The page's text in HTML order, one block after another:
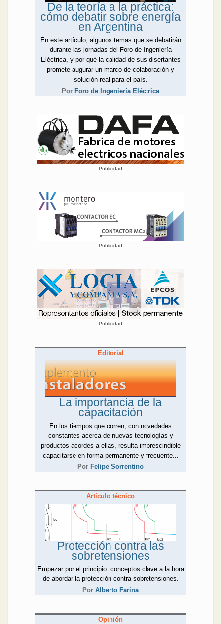
De la teoría a la práctica:
cómo debatir sobre energía
en Argentina
En este artículo, algunos temas que se debatirán
durante las jornadas del Foro de Ingeniería
Eléctrica, y por qué la calidad de sus disertantes
promete augurar un marco de colaboración y
solución real para el país.
Por Foro de Ingeniería Eléctrica
Publicidad
Publicidad
Publicidad
Editorial
La importancia de la
capacitación
En los tiempos que corren, con novedades
constantes acerca de nuevas tecnologías y
productos acordes a ellas, resulta imprescindible
capacitarse en forma permanente y frecuente...
Por Felipe Sorrentino
Artículo técnico
Protección contra las
sobretensiones
Empezar por el principio: conceptos clave a la hora
de abordar la protección contra sobretensiones.
Por Alberto Farina
Opinión